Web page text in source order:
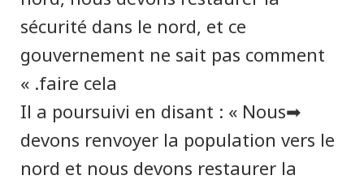
sécurité dans le nord, et ce
gouvernement ne sait pas comment
faire cela. »
➡Il a poursuivi en disant : « Nous
devons renvoyer la population vers le
nord et nous devons restaurer la